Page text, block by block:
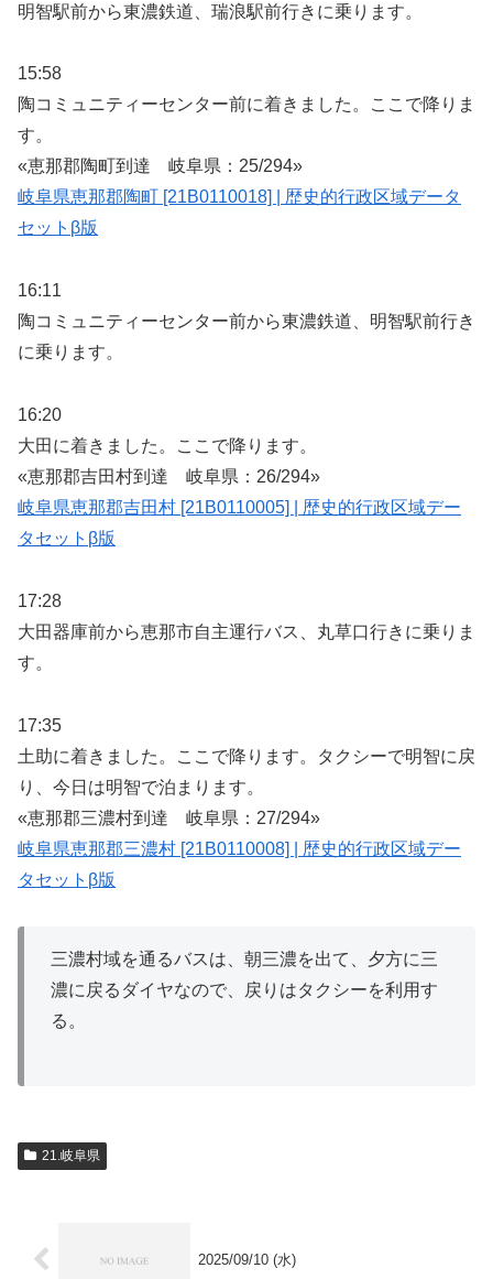
明智駅前から東濃鉄道、瑞浪駅前行きに乗ります。
15:58
陶コミュニティーセンター前に着きました。ここで降りま
す。
«恵那郡陶町到達 岐阜県：25/294»
岐阜県恵那郡陶町 [21B0110018] | 歴史的行政区域データ
セットβ版
16:11
陶コミュニティーセンター前から東濃鉄道、明智駅前行き
に乗ります。
16:20
大田に着きました。ここで降ります。
«恵那郡吉田村到達 岐阜県：26/294»
岐阜県恵那郡吉田村 [21B0110005] | 歴史的行政区域デー
タセットβ版
17:28
大田器庫前から恵那市自主運行バス、丸草口行きに乗りま
す。
17:35
土助に着きました。ここで降ります。タクシーで明智に戻
り、今日は明智で泊まります。
«恵那郡三濃村到達 岐阜県：27/294»
岐阜県恵那郡三濃村 [21B0110008] | 歴史的行政区域デー
タセットβ版
三濃村域を通るバスは、朝三濃を出て、夕方に三
濃に戻るダイヤなので、戻りはタクシーを利用す
る。
21.岐阜県
2025/09/10 (水)